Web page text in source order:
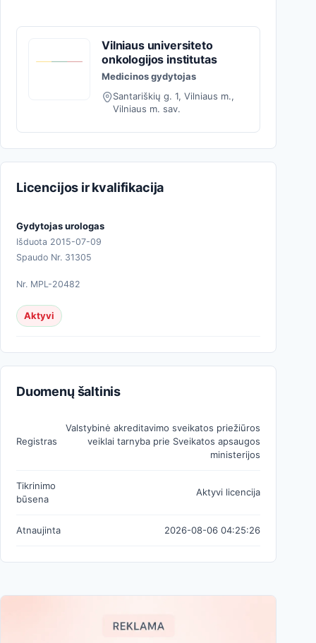
Vilniaus universiteto
onkologijos institutas
Medicinos gydytojas
Santariškių g. 1, Vilniaus m.,
Vilniaus m. sav.
Licencijos ir kvalifikacija
Gydytojas urologas
Išduota 2015-07-09
Spaudo Nr. 31305
Nr. MPL-20482
Aktyvi
Duomenų šaltinis
Registras
Valstybinė akreditavimo sveikatos priežiūros
veiklai tarnyba prie Sveikatos apsaugos
ministerijos
Tikrinimo
būsena
Aktyvi licencija
Atnaujinta 2026-08-06 04:25:26